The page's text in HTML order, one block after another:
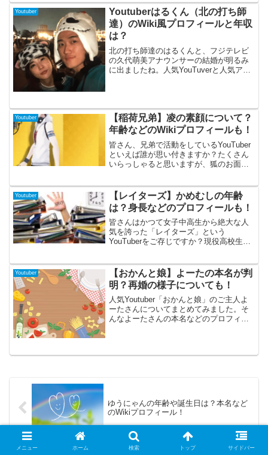
バンドで、通天閣の公式バンドとしても
知られています。チャンネル自体は12年
前から開設していましたが、アイドルの
活動が多くなってきたここ数年でぐんと
急上昇したチャンネルです。その中でア
イドルメンバーとしても活躍するむーち
ゃんについて今回は紹介していきますの
でぜひ最後まで読んでいってください
Youtuber
Youtuberはるくん（北の打ち師
達）のWiki風プロフィールと年収
は？
北の打ち師達のはるくんと、フジテレビ
の久代萌美アナウンサーの結婚が明るみ
に出ましたね。人気YouTuverと人気アナ
ロフ...
Youtuber
【稲荷兄弟】凌の素顔について？
年齢などのWikiプロフィールも！
皆さん、兄弟で活動をしているYouTuber
といえば誰が思い付きますか？たくさん
いらっしゃると思いますが、狐のお面や
ャの弟「俊」さんで成り立っている実の
兄弟YouTuberです。正反対でありながら
息ぴったりの兄弟の掛け合いやドッキ
リ、BL企画が人気となっている彼ら。今
回は、そんな「稲荷兄弟」の兄・凌さん
のプロフィールに迫っていきたいと思い
Youtuber
【レイターズ】かめむしの年齢
は？身長などのプロフィールも！
皆さんはかつて女子中高生から絶大な人
気を誇った「レイターズ」という
YouTuberをご存じですか？現役高校生で
たYouTuberでもあります。残念ながら惜
しまれつつ2019年に解散してしまったの
ですが、そのグループのリーダーであっ
たかめむしさん。今回はそんなかめむし
さんのプロフィールに迫ってみたいと思
います！
Youtuber
【おかんと娘】よーたの本名が判
明？再婚の様子についても！
人気Youtuber「おかんと娘」のご主人よ
ーたさんについてまとめてみました。そ
んなよーたさんの本名などのプロフィー
なってください。
ゆうにゃんの年齢や誕生日は？本名など
のWikiプロフィール！
メニュー ホーム 検索 トップ サイドバー